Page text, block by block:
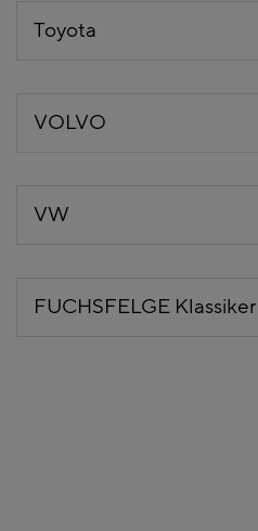
Toyota
VOLVO
VW
FUCHSFELGE Klassiker